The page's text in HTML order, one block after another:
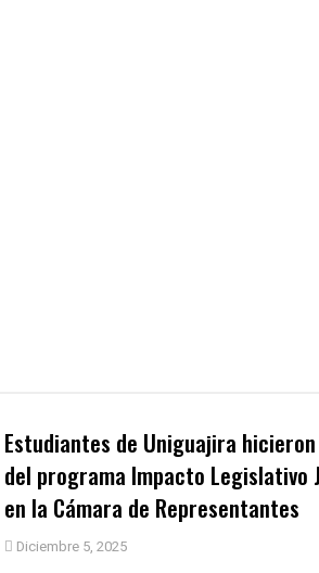
Estudiantes de Uniguajira
del programa Impacto Legislativo
en la Cámara de Representantes
Diciembre 5, 2025